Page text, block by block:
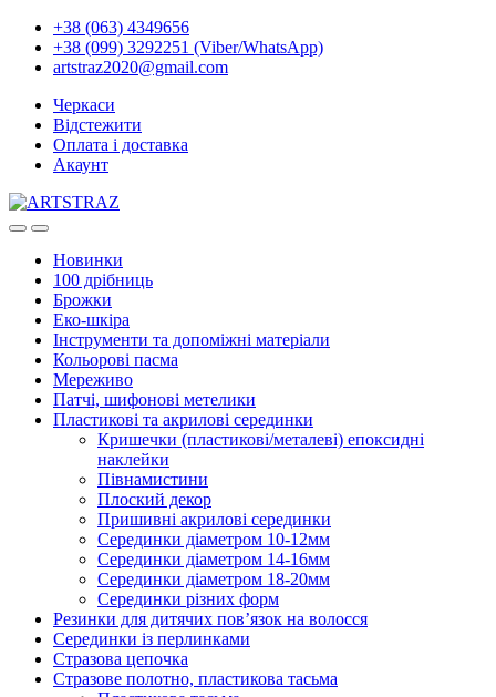
+38 (063) 4349656
+38 (099) 3292251 (Viber/WhatsApp)
artstraz2020@gmail.com
Черкаси
Відстежити
Оплата і доставка
Акаунт
Новинки
100 дрібниць
Брожки
Еко-шкіра
Інструменти та допоміжні матеріали
Кольорові пасма
Мереживо
Патчі, шифонові метелики
Пластикові та акрилові серединки
Кришечки (пластикові/металеві) епоксидні
наклейки
Півнамистини
Плоский декор
Пришивні акрилові серединки
Серединки діаметром 10-12мм
Серединки діаметром 14-16мм
Серединки діаметром 18-20мм
Серединки різних форм
Резинки для дитячих пов’язок на волосся
Серединки із перлинками
Стразова цепочка
Стразове полотно, пластикова тасьма